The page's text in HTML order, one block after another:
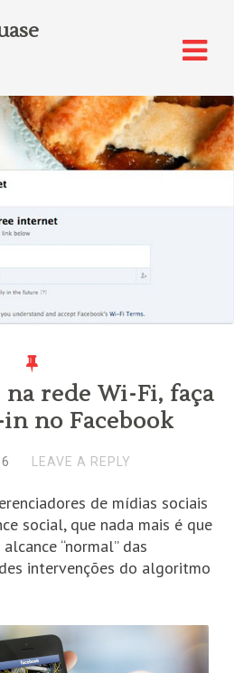
rede Wi-Fi, faça
no Facebook
LEAVE A REPLY
de mídias sociais
social, que nada mais é que
“normal” das
intervenções do algoritmo